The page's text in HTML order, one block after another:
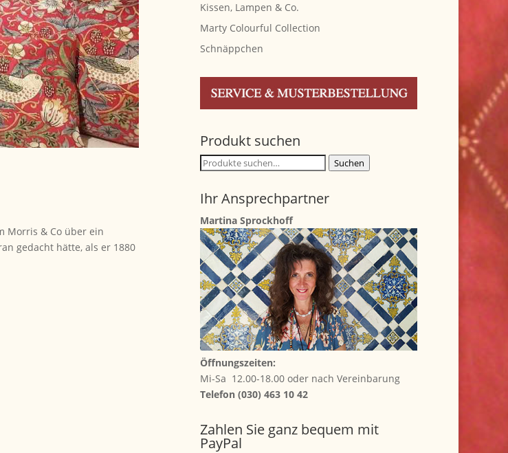
Morris & Co über ein
gedacht hätte, als er 1880
Kissen, Lampen & Co.
Marty Colourful Collection
Schnäppchen
Produkt suchen
Suche
Suchen
Ihr Ansprechpartner
Martina Sprockhoff
Öffnungszeiten:
Mi-Sa 12.00-18.00 oder nach Vereinbarung
Telefon (030) 463 10 42
Zahlen Sie ganz bequem mit
PayPal